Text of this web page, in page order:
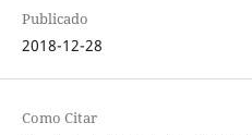
Publicado
2018-12-28
Como Citar